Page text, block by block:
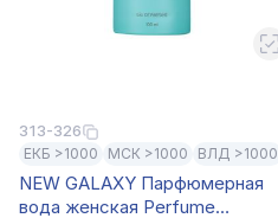
313-326
ЕКБ >1000 МСК >1000 ВЛД >1000
NEW GALAXY Парфюмерная
вода женская Perfume